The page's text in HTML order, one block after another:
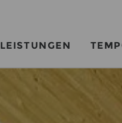
LEISTUNGEN